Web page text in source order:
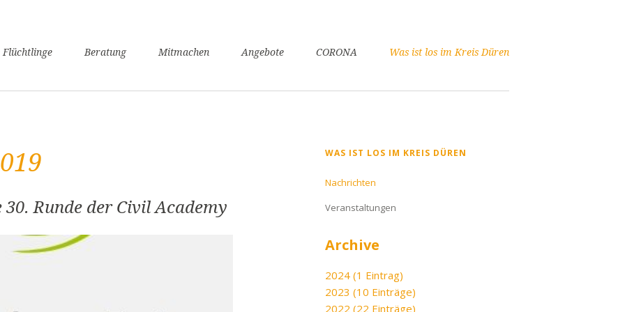
Flüchtlinge
und Geburt
Beratung Mitmachen Angebote CORONA Was ist los im Kreis Düren
Runde der Civil Academy
Navigation
WAS IST LOS IM KREIS DÜREN
Nachrichten
Veranstaltungen
Archive
2024 (1 Eintrag)
2023 (10 Einträge)
2022 (22 Einträge)